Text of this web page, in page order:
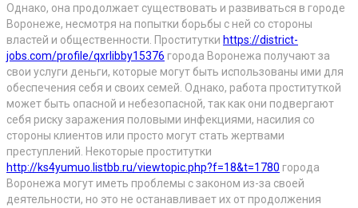
Однако, она продолжает существовать и развиваться в городе
Воронеже, несмотря на попытки борьбы с ней со стороны
властей и общественности. Проститутки https://district-
jobs.com/profile/qxrlibby15376 города Воронежа получают за
свои услуги деньги, которые могут быть использованы ими для
обеспечения себя и своих семей. Однако, работа проституткой
может быть опасной и небезопасной, так как они подвергают
себя риску заражения половыми инфекциями, насилия со
стороны клиентов или просто могут стать жертвами
преступлений. Некоторые проститутки
http://ks4yumuo.listbb.ru/viewtopic.php?f=18&t=1780 города
Воронежа могут иметь проблемы с законом из-за своей
деятельности, но это не останавливает их от продолжения